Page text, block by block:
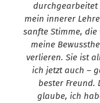
durchgearbeitet
mein innerer
sanfte Stimme,
meine
verlieren. Sie ist
ich jetzt auch –
bester Freund.
glaube, ich